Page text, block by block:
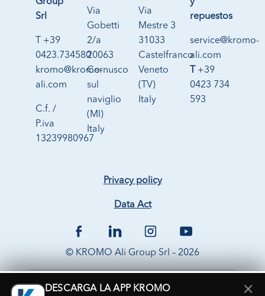
Group
Srl
T +39
0423.734580
kromo@kromo-
ali.com
C.f. /
P.iva
13239980967
Via
Gobetti
2/a
20063
Cernusco
sul
naviglio
(MI)
Italy
Via
Mestre 3
31033
Castelfranco
Veneto
(TV)
Italy
y
repuestos
service@kromo-
ali.com
T +39
0423 734
593
Privacy policy
Data Act
© KROMO Ali Group Srl – 2026
DESCARGA LA APP KROMO ×